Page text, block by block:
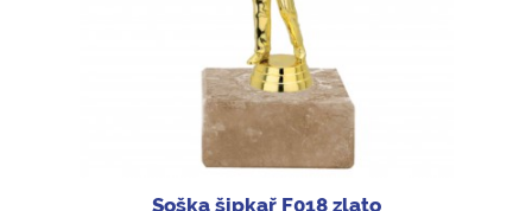
Soška šipkař F018 zlato